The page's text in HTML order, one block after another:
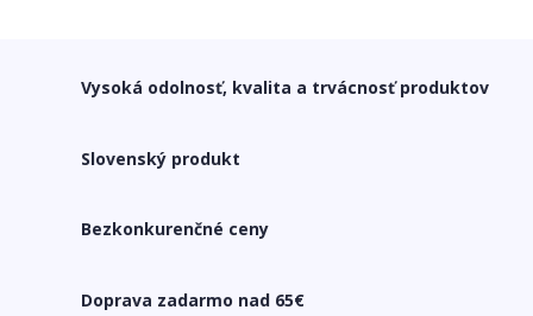
Vysoká odolnosť, kvalita a trvácnosť produktov
Slovenský produkt
Bezkonkurenčné ceny
Doprava zadarmo nad 65€